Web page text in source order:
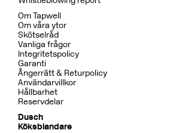
Koppar
BOX7200 ED2 Black Chrome
CR MB
Pris 29995 kr